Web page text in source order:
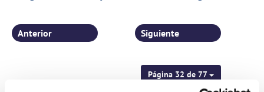
Página 32 de 77
Anterior Siguiente